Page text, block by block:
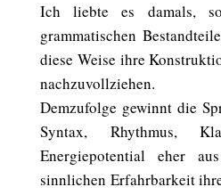
Ich liebte es damals,
grammatischen
diese Weise ihre
nachzuvollziehen.
Demzufolge gewinnt die
Syntax, Rhythmus,
Energiepotential eher
sinnlichen Erfahrbarkeit